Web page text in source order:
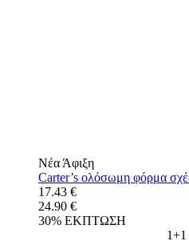
Νέα Άφιξη
Carter’s ολόσωμη φόρμα
17.43 €
24.90 €
30% ΕΚΠΤΩΣΗ